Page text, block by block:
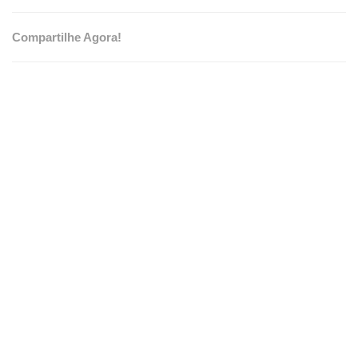
Compartilhe Agora!